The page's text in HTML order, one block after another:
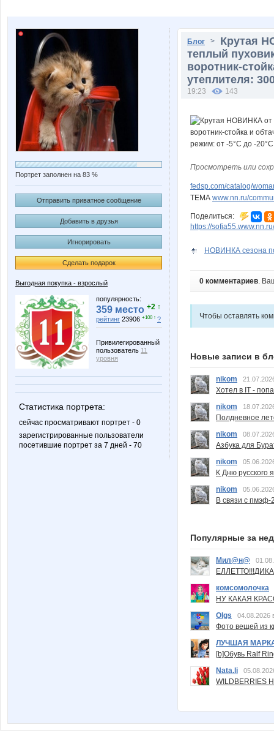
Портрет заполнен на 83 %
Отправить приватное сообщение
Добавить в друзья
Игнорировать
Сделать подарок
Выгодная покупка - взрослый
популярность:
359 место +2 ↑
рейтинг 23906 +100 ↑ ?
Привилегированный
пользователь 11
уровня
Статистика портрета:
сейчас просматривают портрет - 0
зарегистрированные пользователи
посетившие портрет за 7 дней - 70
Блог > Крутая
теплый
воротник-
утеплителя:
19:23 143
Просмотреть или
fedsp.com/catalog/
ТЕМА www.nn.ru/
Поделиться:
https://
НОВИНКА сезона
0 комментариев.
Чтобы оставлять
Новые записи в
nikom
Хотел в IT -
nikom
Полдневное
nikom
Азбука для
nikom
К Дню русского
nikom
В связи с пмэф-
Популярные за
Мил@н@
комсомолочка
НУ КАКАЯ
Olgs
04.08.2026
Фото вещей из
ЛУЧШАЯ
[b]Обувь Ralf
Nata.li